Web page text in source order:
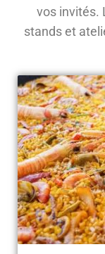
vos invités.
stands et